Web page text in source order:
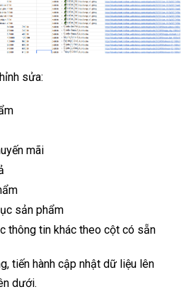
sửa:
mãi
sản phẩm
thông tin khác theo cột có sẵn
tiến hành cập nhật dữ liệu lên
dưới.